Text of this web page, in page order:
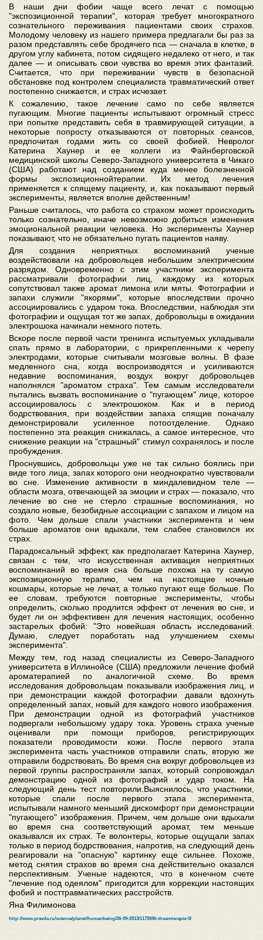
В наши дни фобии чаще всего лечат с помощью
"экспозиционной терапии", которая требует многократного
сознательного переживания пациентами своих страхов.
Молодому человеку из нашего примера предлагали бы раз за
разом представлять себе бродячего пса — сначала в клетке, в
другом углу кабинета, потом сидящего недалеко от него, и так
далее — и описывать свои чувства во время этих фантазий.
Считается, что при переживании чувств в безопасной
обстановке под контролем специалиста травматический ответ
постепенно снижается, и страх исчезает.
К сожалению, такое лечение само по себе является
пугающим. Многие пациенты испытывают огромный стресс
при попытке представить себя в травмирующей ситуации, а
некоторые попросту отказываются от повторных сеансов,
предпочитая годами жить со своей фобией. Невролог
Катерина Хаунер и ее коллеги из Файнберговской
медицинской школы Северо-Западного университета в Чикаго
(США) работают над созданием куда менее болезненной
формы экспозиционнойтерапии. Их метод лечения
применяется к спящему пациенту, и, как показывают первый
эксперименты, является вполне действенным!
Раньше считалось, что работа со страхом может происходить
только сознательно, иначе невозможно добиться изменения
эмоциональной реакции человека. Но эксперименты Хаунер
показывают, что не обязательно пугать пациентов наяву.
Для создания неприятных воспоминаний ученые
воздействовали на добровольцев небольшим электрическим
разрядом. Одновременно с этим участники эксперимента
рассматривали фотографии лиц, каждому из которых
сопутствовал также аромат лимона или мяты. Фотографии и
запахи служили "якорями", которые впоследствии прочно
ассоциировались с ударом тока. Впоследствии, наблюдая эти
фотографии и ощущая тот же запах, добровольцы в ожидании
электрошока начинали немного потеть.
Вскоре после первой части тренинга испытуемых укладывали
спать прямо в лаборатории, с прикрепленными к черепу
электродами, которые считывали мозговые волны. В фазе
медленного сна, когда воспроизводятся и усиливаются
недавние воспоминания, воздух вокруг добровольцев
наполнялся "ароматом страха". Тем самым исследователи
пытались вызвать воспоминание о "пугающем" лице, которое
ассоциировалось с электрошоком. Как и в период
бодрствования, при воздействии запаха спящие поначалу
демонстрировали усиленное потоотделение. Однако
постепенно эта реакция снижалась, а самое интересное, что
снижение реакции на "страшный" стимул сохранялось и после
пробуждения.
Проснувшись, добровольцы уже не так сильно боялись при
виде того лица, запах которого они неоднократно чувствовали
во сне. Изменение активности в миндалевидном теле —
области мозга, отвечающей за эмоции и страх — показало, что
лечение во сне не стерло страшные воспоминания, но
создало новые, безобидные ассоциации с запахом и лицом на
фото. Чем дольше спали участники эксперимента и чем
больше ароматов они вдыхали, тем слабее становился их
страх.
Парадоксальный эффект, как предполагает Катерина Хаунер,
связан с тем, что искусственная активация неприятных
воспоминаний во время сна больше похожа на ту самую
экспозиционную терапию, чем на настоящие ночные
кошмары, которые не лечат, а только пугают еще больше. По
ее словам, требуются повторные эксперименты, чтобы
определить, сколько продлится эффект от лечения во сне, и
будет ли он эффективен для лечения настоящих, особенно
застарелых фобий: "Это новейшая область исследований.
Думаю, следует поработать над улучшением схемы
эксперимента".
Между тем, год назад специалисты из Северо-Западного
университета в Иллинойсе (США) предложили лечение фобий
ароматерапией по аналогичной схеме. Во время
исследования добровольцам показывали изображения лиц, и
при демонстрации каждой фотографии давали вдохнуть
определенный запах, новый для каждого нового изображения.
При демонстрации одной из фотографий участников
подвергали небольшому удару тока. Уровень страха ученые
оценивали при помощи приборов, регистрирующих
показатели проводимости кожи. После первого этапа
эксперимента часть участников отправили спать, вторую же
отправили бодрствовать. Во время сна вокруг добровольцев из
первой группы распространяли запах, который сопровождал
демонстрацию одной из фотографий и удар током. На
следующий день тест повторили.Выяснилось, что участники,
которые спали после первого этапа эксперимента,
испытывали намного меньший дискомфорт при демонстрации
"пугающего" изображения. Причем, чем дольше они вдыхали
во время сна соответствующий аромат, тем меньше
оказывался их страх. Те волонтеры, которые ощущали запах
только в период бодрствования, напротив, на следующий день
реагировали на "опасную" картинку еще сильнее. Похоже,
метод снятия страхов во время сна действительно оказался
перспективным. Ученые надеются, что в конечном счете
"лечение под одеялом" пригодится для коррекции настоящих
фобий и посттравматических расстройств.
Яна Филимонова
http://www.pravda.ru/science/planet/humanbeing/26-09-2013/1175596-dreamterapia-0/